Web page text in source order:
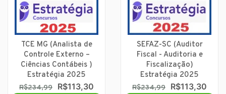
TCE MG (Analista de
Controle Externo –
Ciências Contábeis )
Estratégia 2025
R$234,99 R$113,30
SEFAZ-SC (Auditor
Fiscal - Auditoria e
Fiscalização)
Estratégia 2025
R$234,99 R$113,30